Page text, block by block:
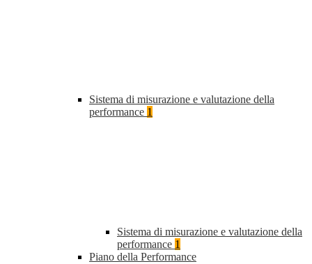
Sistema di misurazione e valutazione della
performance 1
Sistema di misurazione e valutazione della
performance 1
Piano della Performance